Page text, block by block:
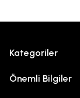
Kategoriler
Önemli Bilgiler